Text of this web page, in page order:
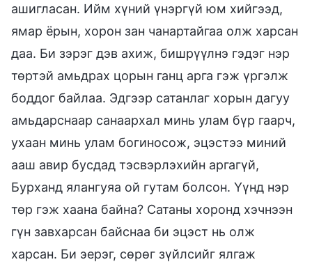
ашигласан. Ийм хүний үнэргүй юм хийгээд,
ямар ёрын, хорон зан чанартайгаа олж харсан
даа. Би зэрэг дэв ахиж, бишрүүлнэ гэдэг нэр
төртэй амьдрах цорын ганц арга гэж үргэлж
боддог байлаа. Эдгээр сатанлаг хорын дагуу
амьдарснаар санаархал минь улам бүр гаарч,
ухаан минь улам богиносож, эцэстээ миний
ааш авир бусдад тэсвэрлэхийн аргагүй,
Бурханд ялангуяа ой гутам болсон. Үүнд нэр
төр гэж хаана байна? Сатаны хоронд хэчнээн
гүн завхарсан байснаа би эцэст нь олж
харсан. Би эерэг, сөрөг зүйлсийг ялгаж